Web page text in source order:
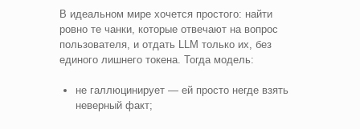
В идеальном мире хочется простого: найти
ровно те чанки, которые отвечают на вопрос
пользователя, и отдать LLM только их, без
единого лишнего токена. Тогда модель:
не галлюцинирует — ей просто негде взять
неверный факт;